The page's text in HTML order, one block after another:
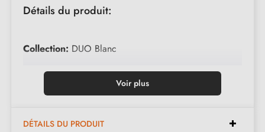
Détails du produit:
Collection: DUO Blanc
Matériau: Bois de hêtreVoir plus
DÉTAILS DU PRODUIT